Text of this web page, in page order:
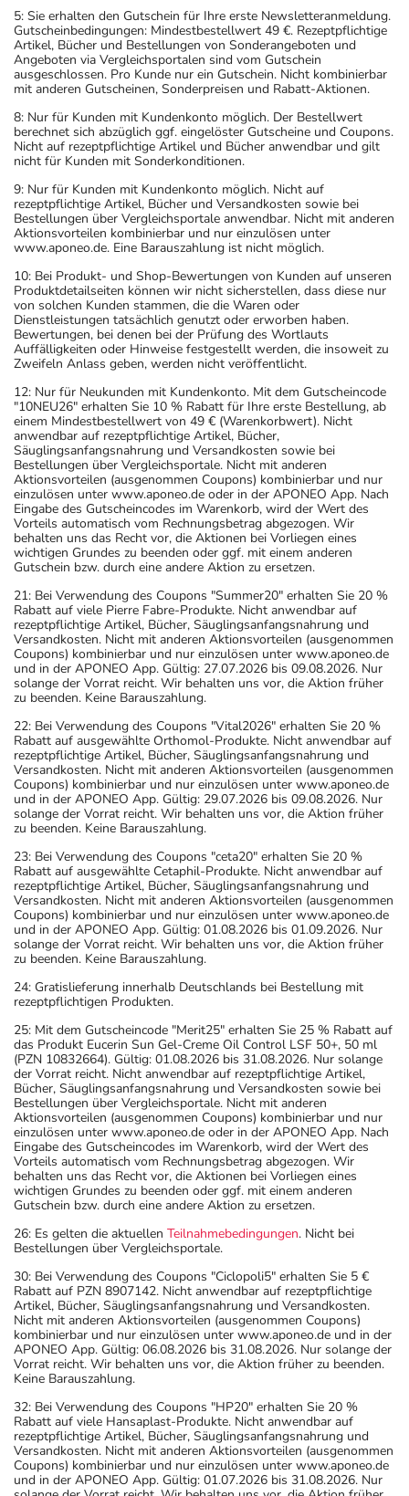
Kleinkindern und älteren Menschen auf eine
gewissenhafte Dosierung. Im Zweifelsfalle fragen Sie
Ihren Arzt oder Apotheker nach etwaigen Auswirkungen
oder Vorsichtsmaßnahmen.
Eine vom Arzt verordnete Dosierung kann von den
Angaben der Packungsbeilage abweichen. Da der Arzt sie
individuell abstimmt, sollten Sie das Arzneimittel daher
nach seinen Anweisungen anwenden.
Aufbewahrung
Aufbewahrung
Das Arzneimittel muss vor Hitze geschützt aufbewahrt
werden.
Wichtige Hinweise
- Vorsicht: Das Reaktionsvermögen kann auch bei
bestimmungsgemäßem Gebrauch beeinträchtigt sein.
Achten Sie vor allem darauf, wenn Sie am Straßenverkehr
teilnehmen oder Maschinen (auch im Haushalt) bedienen,
mit denen Sie sich verletzen können.
- Vorsicht: Vermeiden Sie die Einnahme von Alkohol.
- Die Wirkung der Anti-Baby-Pille kann durch das
Arzneimittel beeinträchtigt werden. Für die Dauer der
Einnahme sollten Sie deshalb zusätzliche Maßnahmen zur
Empfängnisverhütung treffen.
- Vermeiden Sie übermäßige UV-Strahlung, z.B. in
Solarien oder bei ausgedehnten Sonnenbädern, weil die
Haut während der Anwendung des Arzneimittels
empfindlicher reagiert.
- Bei Frauen im gebärfähigen Alter sind während und
unter Umständen auch eine Zeit lang nach der Therapie
wirksame Verhütungsmethoden erforderlich. Sprechen
Sie hierzu Ihren Arzt oder Apotheker an.
- Durch plötzliches Absetzen können Probleme oder
Beschwerden auftreten. Deshalb sollte die Behandlung
langsam, das heißt mit einem schrittweisen
Ausschleichen der Dosis, beendet werden. Lassen Sie
sich dazu am besten von Ihrem Arzt oder Apotheker
beraten.
- Vor Beginn der Behandlung sollte ein
Schwangerschaftstest durchgeführt werden.
- Vorsicht bei Allergie gegen Carbamazepin!
- Es kann Arzneimittel geben, mit denen
generell vor der Behandlung mit einem neuen
Arzneimittel jedes andere, das Sie bereits anwenden,
dem Arzt oder Apotheker angeben. Das gilt auch für
Arzneimittel, die Sie selbst kaufen, nur gelegentlich
anwenden oder deren Anwendung schon einige Zeit
zurückliegt.
- Auf Grapefruit sowie Grapefruit-Zubereitungen soll
während der Behandlung mit dem Medikament
vollständig verzichtet werden.
Bitte verwenden Sie dieses Arzneimittel nicht mehr nach
dem auf der Packung oder der Umverpackung
angegebenen Verfallsdatum. Das Verfallsdatum bezieht
sich auf den letzten Tag des angegebenen Monats.
5: Sie erhalten den Gutschein für Ihre erste Newsletteranmeldung.
Gutscheinbedingungen: Mindestbestellwert 49 €. Rezeptpflichtige
Artikel, Bücher und Bestellungen von Sonderangeboten und
Angeboten via Vergleichsportalen sind vom Gutschein
ausgeschlossen. Pro Kunde nur ein Gutschein. Nicht kombinierbar
mit anderen Gutscheinen, Sonderpreisen und Rabatt-Aktionen.
8: Nur für Kunden mit Kundenkonto möglich. Der Bestellwert
berechnet sich abzüglich ggf. eingelöster Gutscheine und Coupons.
Nicht auf rezeptpflichtige Artikel und Bücher anwendbar und gilt
nicht für Kunden mit Sonderkonditionen.
9: Nur für Kunden mit Kundenkonto möglich. Nicht auf
rezeptpflichtige Artikel, Bücher und Versandkosten sowie bei
Bestellungen über Vergleichsportale anwendbar. Nicht mit anderen
Aktionsvorteilen kombinierbar und nur einzulösen unter
www.aponeo.de. Eine Barauszahlung ist nicht möglich.
10: Bei Produkt- und Shop-Bewertungen von Kunden auf unseren
Produktdetailseiten können wir nicht sicherstellen, dass diese nur
von solchen Kunden stammen, die die Waren oder
Dienstleistungen tatsächlich genutzt oder erworben haben.
Bewertungen, bei denen bei der Prüfung des Wortlauts
Auffälligkeiten oder Hinweise festgestellt werden, die insoweit zu
Zweifeln Anlass geben, werden nicht veröffentlicht.
12: Nur für Neukunden mit Kundenkonto. Mit dem Gutscheincode
"10NEU26" erhalten Sie 10 % Rabatt für Ihre erste Bestellung, ab
einem Mindestbestellwert von 49 € (Warenkorbwert). Nicht
anwendbar auf rezeptpflichtige Artikel, Bücher,
Säuglingsanfangsnahrung und Versandkosten sowie bei
Bestellungen über Vergleichsportale. Nicht mit anderen
Aktionsvorteilen (ausgenommen Coupons) kombinierbar und nur
einzulösen unter www.aponeo.de oder in der APONEO App. Nach
Eingabe des Gutscheincodes im Warenkorb, wird der Wert des
Vorteils automatisch vom Rechnungsbetrag abgezogen. Wir
behalten uns das Recht vor, die Aktionen bei Vorliegen eines
wichtigen Grundes zu beenden oder ggf. mit einem anderen
Gutschein bzw. durch eine andere Aktion zu ersetzen.
21: Bei Verwendung des Coupons "Summer20" erhalten Sie 20 %
Rabatt auf viele Pierre Fabre-Produkte. Nicht anwendbar auf
rezeptpflichtige Artikel, Bücher, Säuglingsanfangsnahrung und
Versandkosten. Nicht mit anderen Aktionsvorteilen (ausgenommen
Coupons) kombinierbar und nur einzulösen unter www.aponeo.de
und in der APONEO App. Gültig: 27.07.2026 bis 09.08.2026. Nur
solange der Vorrat reicht. Wir behalten uns vor, die Aktion früher
zu beenden. Keine Barauszahlung.
22: Bei Verwendung des Coupons "Vital2026" erhalten Sie 20 %
Rabatt auf ausgewählte Orthomol-Produkte. Nicht anwendbar auf
rezeptpflichtige Artikel, Bücher, Säuglingsanfangsnahrung und
Versandkosten. Nicht mit anderen Aktionsvorteilen (ausgenommen
Coupons) kombinierbar und nur einzulösen unter www.aponeo.de
und in der APONEO App. Gültig: 29.07.2026 bis 09.08.2026. Nur
solange der Vorrat reicht. Wir behalten uns vor, die Aktion früher
zu beenden. Keine Barauszahlung.
23: Bei Verwendung des Coupons "ceta20" erhalten Sie 20 %
Rabatt auf ausgewählte Cetaphil-Produkte. Nicht anwendbar auf
rezeptpflichtige Artikel, Bücher, Säuglingsanfangsnahrung und
Versandkosten. Nicht mit anderen Aktionsvorteilen (ausgenommen
Coupons) kombinierbar und nur einzulösen unter www.aponeo.de
und in der APONEO App. Gültig: 01.08.2026 bis 01.09.2026. Nur
solange der Vorrat reicht. Wir behalten uns vor, die Aktion früher
zu beenden. Keine Barauszahlung.
24: Gratislieferung innerhalb Deutschlands bei Bestellung mit
rezeptpflichtigen Produkten.
25: Mit dem Gutscheincode "Merit25" erhalten Sie 25 % Rabatt auf
das Produkt Eucerin Sun Gel-Creme Oil Control LSF 50+, 50 ml
(PZN 10832664). Gültig: 01.08.2026 bis 31.08.2026. Nur solange
der Vorrat reicht. Nicht anwendbar auf rezeptpflichtige Artikel,
Bücher, Säuglingsanfangsnahrung und Versandkosten sowie bei
Bestellungen über Vergleichsportale. Nicht mit anderen
Aktionsvorteilen (ausgenommen Coupons) kombinierbar und nur
einzulösen unter www.aponeo.de oder in der APONEO App. Nach
Eingabe des Gutscheincodes im Warenkorb, wird der Wert des
Vorteils automatisch vom Rechnungsbetrag abgezogen. Wir
behalten uns das Recht vor, die Aktionen bei Vorliegen eines
wichtigen Grundes zu beenden oder ggf. mit einem anderen
Gutschein bzw. durch eine andere Aktion zu ersetzen.
26: Es gelten die aktuellen Teilnahmebedingungen. Nicht bei
Bestellungen über Vergleichsportale.
30: Bei Verwendung des Coupons "Ciclopoli5" erhalten Sie 5 €
Rabatt auf PZN 8907142. Nicht anwendbar auf rezeptpflichtige
Artikel, Bücher, Säuglingsanfangsnahrung und Versandkosten.
Nicht mit anderen Aktionsvorteilen (ausgenommen Coupons)
kombinierbar und nur einzulösen unter www.aponeo.de und in der
APONEO App. Gültig: 06.08.2026 bis 31.08.2026. Nur solange der
Vorrat reicht. Wir behalten uns vor, die Aktion früher zu beenden.
Keine Barauszahlung.
32: Bei Verwendung des Coupons "HP20" erhalten Sie 20 %
Rabatt auf viele Hansaplast-Produkte. Nicht anwendbar auf
rezeptpflichtige Artikel, Bücher, Säuglingsanfangsnahrung und
Versandkosten. Nicht mit anderen Aktionsvorteilen (ausgenommen
Coupons) kombinierbar und nur einzulösen unter www.aponeo.de
und in der APONEO App. Gültig: 01.07.2026 bis 31.08.2026. Nur